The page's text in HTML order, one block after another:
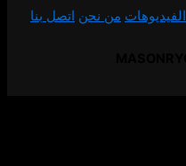
الفيديوهات من نحن اتصل بنا